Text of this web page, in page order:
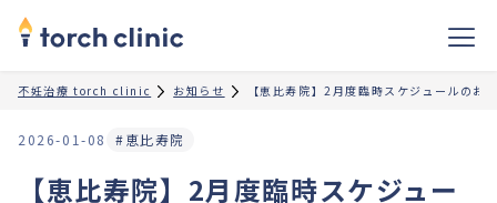
不妊治療 torch clinic お知らせ 【恵比寿院】2月度臨時スケジュールのお
2026-01-08 #恵比寿院
【恵比寿院】2月度臨時スケジュー